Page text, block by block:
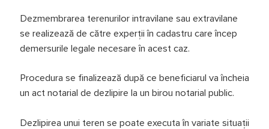
Dezmembrarea terenurilor intravilane sau extravilane
se realizează de către experții în cadastru care încep
demersurile legale necesare în acest caz.
Procedura se finalizează după ce beneficiarul va încheia
un act notarial de dezlipire la un birou notarial public.
Dezlipirea unui teren se poate executa în variate situații